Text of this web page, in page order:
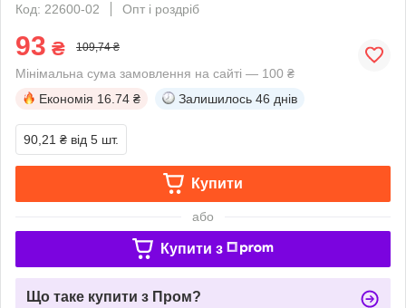
Код: 22600-02
Опт і роздріб
93 ₴ 109,74 ₴
Мінімальна сума замовлення на сайті — 100 ₴
Економія 16.74 ₴ Залишилось 46 днів
90,21 ₴ від 5 шт.
Купити
або
Купити з
Що таке купити з Пром?